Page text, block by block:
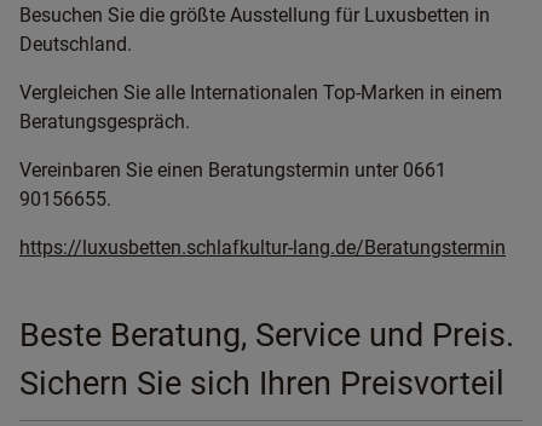
Besuchen Sie die größte Ausstellung für Luxusbetten in
Deutschland.
Vergleichen Sie alle Internationalen Top-Marken in einem
Beratungsgespräch.
Vereinbaren Sie einen Beratungstermin unter 0661
90156655.
https://luxusbetten.schlafkultur-lang.de/Beratungstermin
Beste Beratung, Service und Preis.
Sichern Sie sich Ihren Preisvorteil